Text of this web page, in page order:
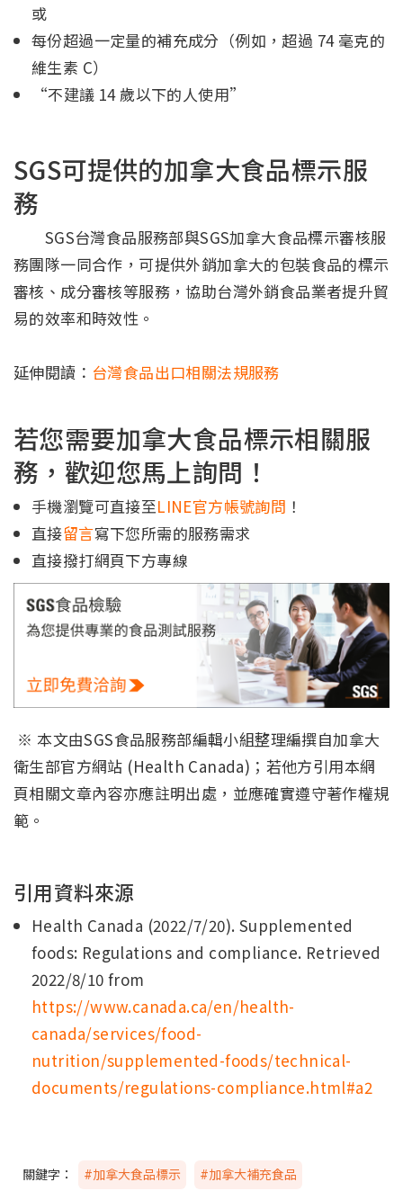
或
每份超過一定量的補充成分（例如，超過 74 毫克的
維生素 C）
“不建議 14 歲以下的人使用”
SGS可提供的加拿大食品標示服
務
SGS台灣食品服務部與SGS加拿大食品標示審核服
務團隊一同合作，可提供外銷加拿大的包裝食品的標示
審核、成分審核等服務，協助台灣外銷食品業者提升貿
易的效率和時效性。
延伸閱讀： 台灣食品出口相關法規服務
若您需要加拿大食品標示相關服
務，歡迎您馬上詢問！
手機瀏覽可直接至LINE官方帳號詢問 ！
直接留言寫下您所需的服務需求
直接撥打網頁下方專線
※ 本文由SGS食品服務部編輯小組整理編撰自加拿大
衛生部官方網站 (Health Canada)；若他方引用本網
頁相關文章內容亦應註明出處，並應確實遵守著作權規
範。
引用資料來源
Health Canada (2022/7/20). Supplemented
foods: Regulations and compliance. Retrieved
2022/8/10 from
https://www.canada.ca/en/health-
canada/services/food-
nutrition/supplemented-foods/technical-
documents/regulations-compliance.html#a2
關鍵字： #加拿大食品標示 #加拿大補充食品